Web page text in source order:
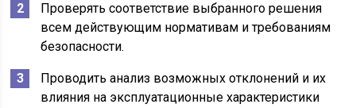
Проверять соответствие выбранного решения
всем действующим нормативам и требованиям
безопасности.
Проводить анализ возможных отклонений и их
влияния на эксплуатационные характеристики